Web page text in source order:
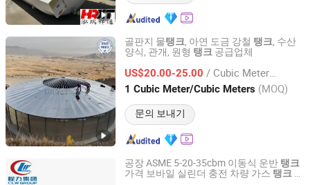
골판지 물탱크, 아연 도금 강철 탱크, 수산
양식, 관개, 원형 탱크 공급업체
US$20.00-25.00 / Cubic Meter/Cubic Meters
1 Cubic Meter/Cubic Meters (MOQ)
문의 보내기
Shandong Lingwell Industrial and Trading Co., Ltd.
Shandong, China 이후 2025
공장 ASME 5-20-35cbm 이동식 운반 탱크
가격 보바일 실린더 충전 차량 가스 탱크
Hubei Suny Automobile and Machinery Co., Ltd.